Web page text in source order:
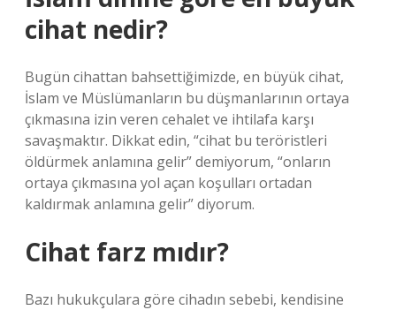
cihat nedir?
Bugün cihattan bahsettiğimizde, en büyük cihat,
İslam ve Müslümanların bu düşmanlarının ortaya
çıkmasına izin veren cehalet ve ihtilafa karşı
savaşmaktır. Dikkat edin, “cihat bu teröristleri
öldürmek anlamına gelir” demiyorum, “onların
ortaya çıkmasına yol açan koşulları ortadan
kaldırmak anlamına gelir” diyorum.
Cihat farz mıdır?
Bazı hukukçulara göre cihadın sebebi, kendisine